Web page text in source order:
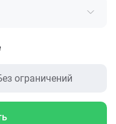
ограничений